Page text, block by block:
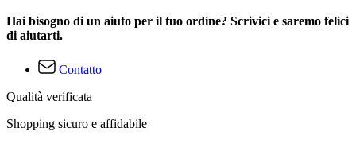
Hai bisogno di un aiuto per il tuo ordine? Scrivici e saremo felici
di aiutarti.
Contatto
Qualità verificata
Shopping sicuro e affidabile